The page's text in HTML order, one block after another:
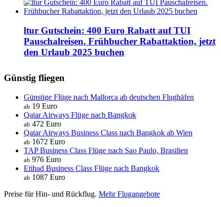
ltur Gutschein: 400 Euro Rabatt auf TUI
Pauschalreisen. Frühbucher Rabattaktion, jetzt
den Urlaub 2025 buchen
Günstig fliegen
Günstige Flüge nach Mallorca ab deutschen Flughäfen
ab 19 Euro
Qatar Airways Flüge nach Bangkok
ab 472 Euro
Qatar Airways Business Class nach Bangkok ab Wien
ab 1672 Euro
TAP Business Class Flüge nach Sao Paulo, Brasilien
ab 976 Euro
Etihad Business Class Flüge nach Bangkok
ab 1087 Euro
Preise für Hin- und Rückflug. Mehr Flugangebote